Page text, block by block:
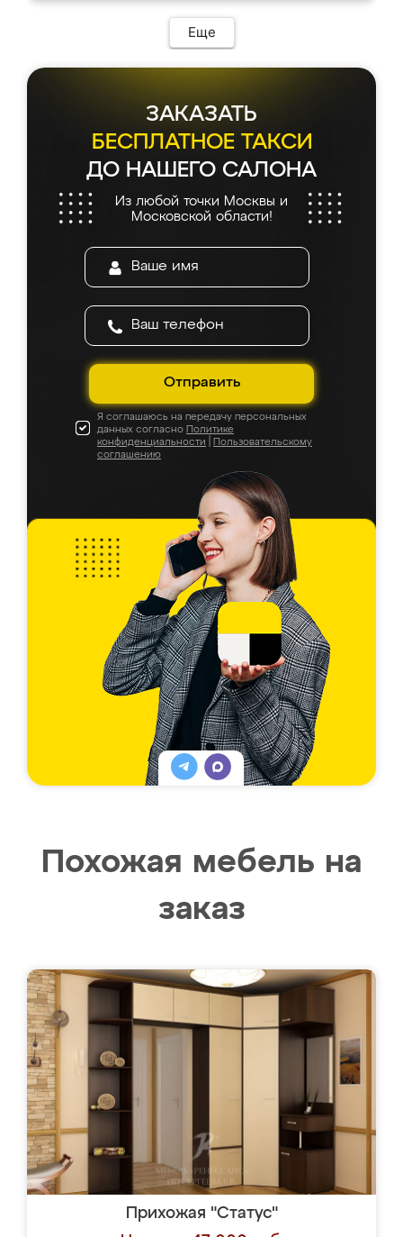
мебель сразу встала на свое место без
каких-либо доработок. Качеством осталась
довольна, все выглядит так, как и ожидала.
Еще
ЗАКАЗАТЬ
БЕСПЛАТНОЕ ТАКСИ
ДО НАШЕГО САЛОНА
Из любой точки Москвы и
Московской области!
Отправить
Я соглашаюсь на передачу персональных
данных согласно Политике
конфиденциальности
Пользовательскому
соглашению
Похожая мебель на
заказ
Прихожая "Статус"